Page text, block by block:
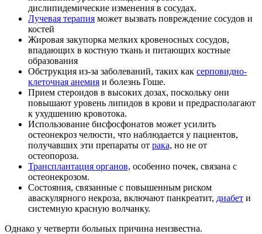
дислипидемические изменения в сосудах.
Лучевая терапия может вызвать повреждение сосудов и
костей
Жировая закупорка мелких кровеносных сосудов,
впадающих в костную ткань и питающих костные
образования
Обструкция из-за заболеваний, таких как серповидно-
клеточная анемия и болезнь Гоше.
Прием стероидов в высоких дозах, поскольку они
повышают уровень липидов в крови и предрасполагают
к ухудшению кровотока.
Использование бисфосфонатов может усилить
остеонекроз челюсти, что наблюдается у пациентов,
получавших эти препараты от рака, но не от
остеопороза.
Трансплантация органов, особенно почек, связана с
остеонекрозом.
Состояния, связанные с повышенным риском
аваскулярного некроза, включают панкреатит, диабет и
системную красную волчанку.
Однако у четверти больных причина неизвестна.